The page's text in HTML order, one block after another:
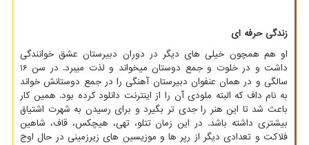
زندگی حرفه ای
او هم همچون خیلی های دیگر در دوران دبیرستان عشق خوانندگی
داشت و در خلوت و جمع دوستان میخواند و لذت میبرد. در سن 16
سالگی و در همان عنفوان دبیرستان آهنگی را در جمع دوستانش خواند
به نام داف که البته ملودی آن را از اینترنت دانلود کرده بود. همین کار
باعث شد تا این هنر را جدی تر بگیرد و برای رسیدن به شهرت اشتیاق
بیشتری داشته باشد. در این زمان تتلو، تهی، هیچکس، قاف، شاهین
فلاکت و تعدادی دیگر از رپر ها و موزیسین های زیرزمینی در حال اوج